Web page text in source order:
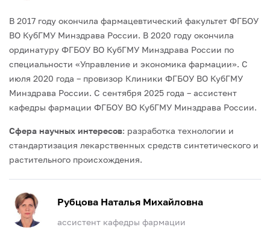
В 2017 году окончила фармацевтический факультет ФГБОУ
ВО КубГМУ Минздрава России. В 2020 году окончила
ординатуру ФГБОУ ВО КубГМУ Минздрава России по
специальности «Управление и экономика фармации». С
июля 2020 года – провизор Клиники ФГБОУ ВО КубГМУ
Минздрава России. С сентября 2025 года – ассистент
кафедры фармации ФГБОУ ВО КубГМУ Минздрава России.
Сфера научных интересов: разработка технологии и
стандартизация лекарственных средств синтетического и
растительного происхождения.
Рубцова Наталья Михайловна
ассистент кафедры фармации